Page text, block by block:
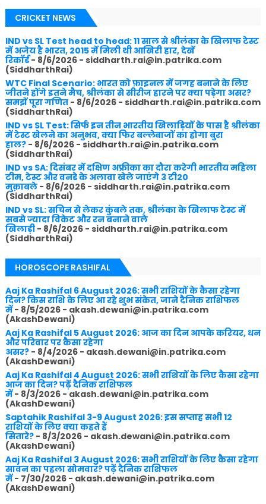
CRICKET NEWS
IND vs SL Test head to head: 11 साल से श्रीलंका के खिलाफ टेस्ट
में अजेय है भारत, 2015 में मिली थी आखिरी हार, देखें
रिकॉर्ड- 8/6/2026- siddharth.rai@in.patrika.com
(SiddharthRai)
WTC Final Scenario: भारत को फ़ाइनल में जगह बनाने के लिए
जीतने होंगे इतने मैच, श्रीलंका से सीरीज हारने पर क्या पड़ेगा असर?
समझें पूरा गणित- 8/6/2026- siddharth.rai@in.patrika.com
(SiddharthRai)
IND vs SL Test: सिर्फ इन तीन भारतीय खिलाड़ियों के पास है श्रीलंका
में टेस्ट खेलने का अनुभव, क्या फिर बल्लेबाजों का होगा बुरा
हाल?- 8/6/2026- siddharth.rai@in.patrika.com
(SiddharthRai)
IND vs SA: दिसंबर में दक्षिण अफ्रीका का दौरा करेगी भारतीय महिला
टीम, टेस्ट और वनडे के अलावा खेले जाएंगे 3 टी20
मुक़ाबले- 8/6/2026- siddharth.rai@in.patrika.com
(SiddharthRai)
IND vs SL: सचिन से लेकर कुंबले तक, श्रीलंका के खिलाफ टेस्ट में
सबसे ज्यादा विकेट और रन बनाने वाले
खिलाड़ी- 8/6/2026- siddharth.rai@in.patrika.com
(SiddharthRai)
HOROSCOPE RASHIFAL
Aaj Ka Rashifal 6 August 2026: सभी राशियों के कैसा रहेगा
दिन? किस राशि के लिए आ रहे शुभ संकेत, जाने दैनिक राशिफल
में- 8/5/2026- akash.dewani@in.patrika.com
(AkashDewani)
Aaj Ka Rashifal 5 August 2026: आज का दिन आपके करियर, धन
और परिवार पर कैसा रहेगा
असर?- 8/4/2026- akash.dewani@in.patrika.com
(AkashDewani)
Aaj Ka Rashifal 4 August 2026: सभी राशियों के लिए कैसा रहेगा
आज का दिन? पढ़ें दैनिक राशिफल
में- 8/3/2026- akash.dewani@in.patrika.com
(AkashDewani)
Saptahik Rashifal 3-9 August 2026: इस सप्ताह सभी 12
राशियों के लिए क्या कहते हैं
सितारे?- 8/3/2026- akash.dewani@in.patrika.com
(AkashDewani)
Aaj Ka Rashifal 3 August 2026: सभी राशियों के लिए कैसा रहेगा
सावन का पहला सोमवार? पढ़ें दैनिक राशिफल
में- 7/30/2026- akash.dewani@in.patrika.com
(AkashDewani)